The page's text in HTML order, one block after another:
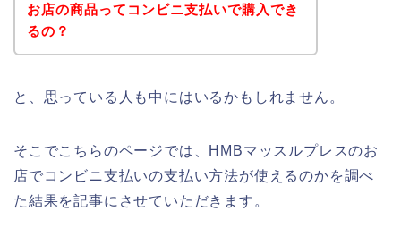
お店の商品ってコンビニ支払いで購入でき
るの？
と、思っている人も中にはいるかもしれません。
そこでこちらのページでは、HMBマッスルプレスのお
店でコンビニ支払いの支払い方法が使えるのかを調べ
た結果を記事にさせていただきます。